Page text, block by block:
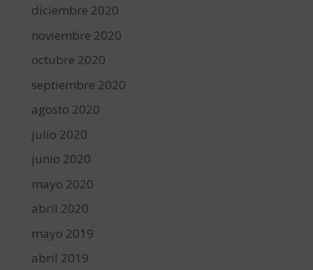
diciembre 2020
noviembre 2020
octubre 2020
septiembre 2020
agosto 2020
julio 2020
junio 2020
mayo 2020
abril 2020
mayo 2019
abril 2019